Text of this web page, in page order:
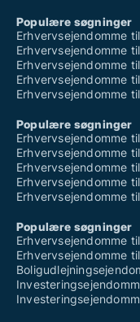
Lagerlokaler til salg i
Lagerlokaler til salg i
Lagerlokaler til salg i
Lagerlokaler til salg i
Lagerlokaler til salg i
Lagerlokaler til salg i
Lagerlokaler til salg i
Lagerlokaler til salg i
Lagerlokaler til salg i
Lagerlokaler til salg i
Lagerlokaler til salg i
Lagerlokaler til salg i
Lagerlokaler til salg i
Lagerlokaler til salg i
Lagerlokaler til salg i
Lagerlokaler til salg i
Lagerlokaler til salg i
Lagerlokaler til salg i
Lagerlokaler til salg i
Lagerlokaler til salg i
Lagerlokaler til salg i
Populære søgninger
Erhvervsejendomme
Erhvervsejendomme
Erhvervsejendomme
Erhvervsejendomme
Erhvervsejendomme
Populære søgninger
Erhvervsejendomme
Erhvervsejendomme
Erhvervsejendomme
Erhvervsejendomme
Erhvervsejendomme
Populære søgninger
Erhvervsejendomme
Erhvervsejendomme